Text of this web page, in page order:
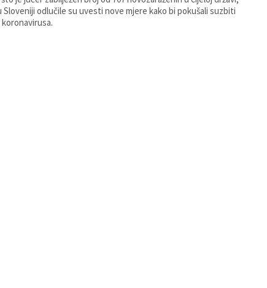
Sloveniji odlučile su uvesti nove mjere kako bi pokušali suzbiti